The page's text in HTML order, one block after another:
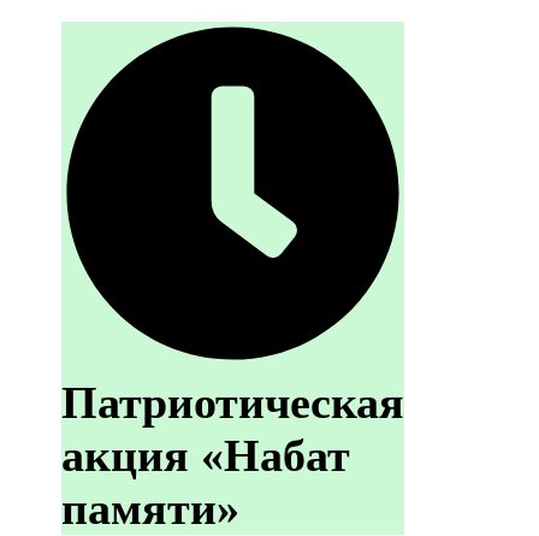
Патриотическая
акция «Набат
памяти»